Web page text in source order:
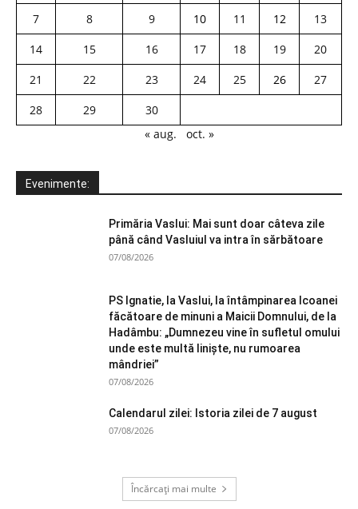
7
8 9 10 11 12
13
14
15 16 17 18 19
20
21
22 23 24 25 26
27
28
29
30
« aug.
oct. »
Evenimente:
Primăria Vaslui: Mai sunt doar câteva zile
până când Vasluiul va intra în sărbătoare
07/08/2026
PS Ignatie, la Vaslui, la întâmpinarea Icoanei
făcătoare de minuni a Maicii Domnului, de la
Hadâmbu: „Dumnezeu vine în sufletul omului
unde este multă liniște, nu rumoarea
mândriei”
07/08/2026
Calendarul zilei: Istoria zilei de 7 august
07/08/2026
Încărcați mai multe